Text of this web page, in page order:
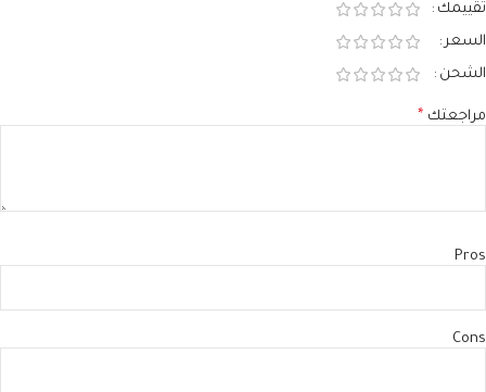
تقييمك
السعر
الشحن
مراجعتك *
Pros
Cons